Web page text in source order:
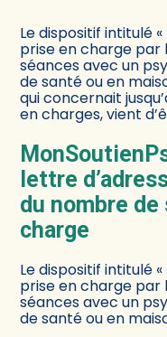
Conseil
Le dispositif intitulé
prise en charge par
séances avec un
de santé ou en
qui concernait
en charges, vient
lettre
du nombre
charge
Le dispositif intitulé
prise en charge par
séances avec un
de santé ou en